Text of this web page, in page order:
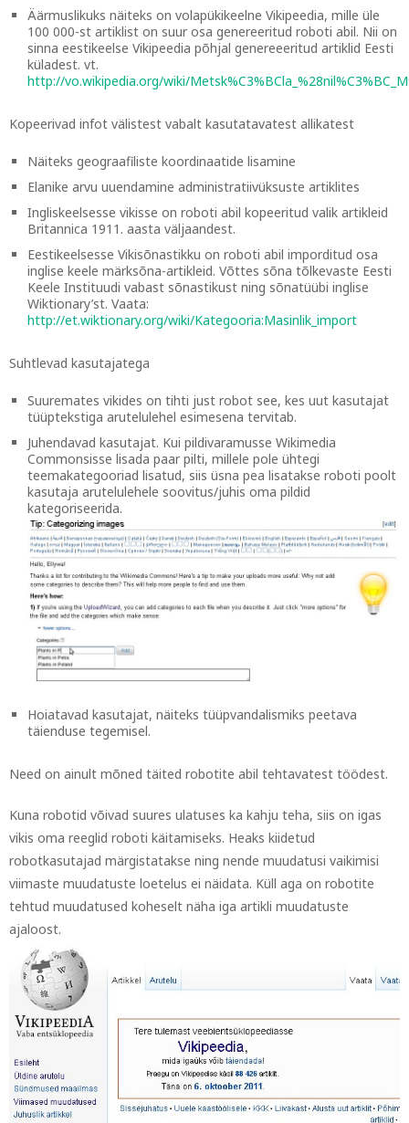
Äärmuslikuks näiteks on volapükikeelne Vikipeedia, mille üle
100 000-st artiklist on suur osa genereeritud roboti abil. Nii on
sinna eestikeelse Vikipeedia põhjal genereeeritud artiklid Eesti
küladest. vt.
http://vo.wikipedia.org/wiki/
Kopeerivad infot välistest vabalt kasutatavatest allikatest
Näiteks geograafiliste koordinaatide lisamine
Elanike arvu uuendamine administratiivüksuste artiklites
Ingliskeelsesse vikisse on roboti abil kopeeritud valik artikleid
Britannica 1911. aasta väljaandest.
Eestikeelsesse Vikisõnastikku on roboti abil imporditud osa
inglise keele märksõna-artikleid. Võttes sõna tõlkevaste Eesti
Keele Instituudi vabast sõnastikust ning sõnatüübi inglise
Wiktionary’st. Vaata:
http://et.wiktionary.org/wiki/Kategooria:Masinlik_import
Suhtlevad kasutajatega
Suuremates vikides on tihti just robot see, kes uut kasutajat
tüüptekstiga arutelulehel esimesena tervitab.
Juhendavad kasutajat. Kui pildivaramusse Wikimedia
Commonsisse lisada paar pilti, millele pole ühtegi
teemakategooriad lisatud, siis üsna pea lisatakse roboti poolt
kasutaja arutelulehele soovitus/juhis oma pildid
kategoriseerida.
Hoiatavad kasutajat, näiteks tüüpvandalismiks peetava
täienduse tegemisel.
Need on ainult mõned täited robotite abil tehtavatest töödest.
Kuna robotid võivad suures ulatuses ka kahju teha, siis on igas
vikis oma reeglid roboti käitamiseks. Heaks kiidetud
robotkasutajad märgistatakse ning nende muudatusi vaikimisi
viimaste muudatuste loetelus ei näidata. Küll aga on robotite
tehtud muudatused koheselt näha iga artikli muudatuste
ajaloost.